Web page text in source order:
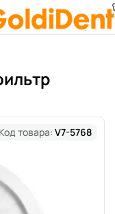
Код товара: V7-5768